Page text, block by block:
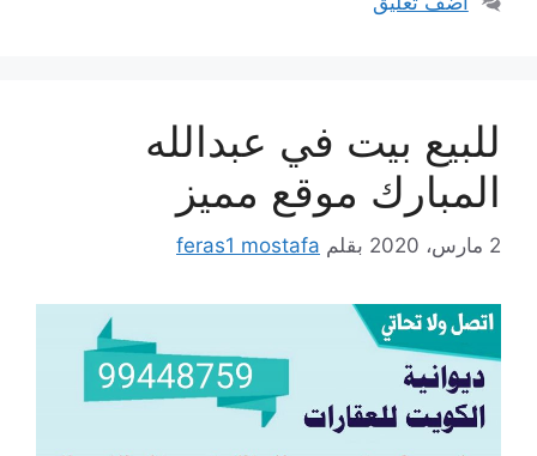
للبيع بيت في عبدالله
المبارك موقع مميز
2 مارس، 2020 بقلم feras1 mostafa